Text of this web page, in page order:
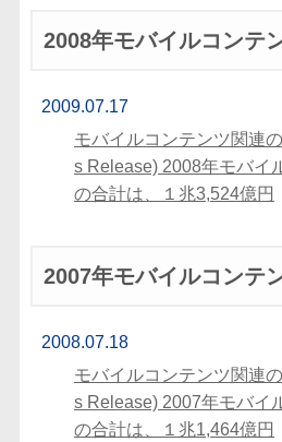
2008年モバイルコンテ
2009.07.17
モバイルコンテンツ関連
s Release) 2008年モバイ
の合計は、１兆3,524億円
2007年モバイルコンテ
2008.07.18
モバイルコンテンツ関連
s Release) 2007年モバイ
の合計は、１兆1,464億円